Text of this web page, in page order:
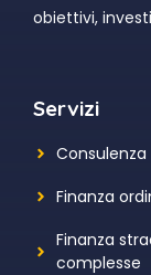
obiettivi,
Servizi
Finanza
Finanza
complesse